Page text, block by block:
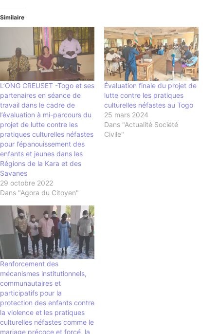
Similaire
L’ONG CREUSET -Togo et ses
partenaires en séance de
travail dans le cadre de
l’évaluation à mi-parcours du
projet de lutte contre les
pratiques culturelles néfastes
pour l’épanouissement des
enfants et jeunes dans les
Régions de la Kara et des
Savanes
29 octobre 2022
Dans "Agora du Citoyen"
Évaluation finale du projet de
lutte contre les pratiques
culturelles néfastes au Togo
25 mars 2024
Dans "Actualité Société
Civile"
Renforcement des
mécanismes institutionnels,
communautaires et
participatifs pour la
protection des enfants contre
la violence et les pratiques
culturelles néfastes comme le
mariage précoce et forcé, la